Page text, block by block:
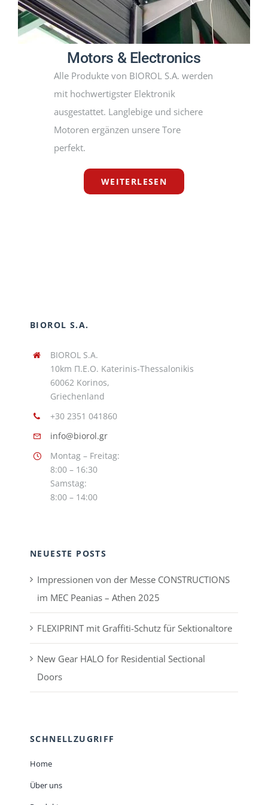
Motors & Electronics
Alle Produkte von BIOROL S.A. werden
mit hochwertigster Elektronik
ausgestattet. Langlebige und sichere
Motoren ergänzen unsere Tore
perfekt.
WEITERLESEN
BIOROL S.A.
BIOROL S.A.
10km Π.Ε.Ο. Katerinis-Thessalonikis
60062 Korinos,
Griechenland
+30 2351 041860
info@biorol.gr
Montag – Freitag:
8:00 – 16:30
Samstag:
8:00 – 14:00
NEUESTE POSTS
Impressionen von der Messe CONSTRUCTIONS
im MEC Peanias – Athen 2025
FLEXIPRINT mit Graffiti-Schutz für Sektionaltore
New Gear HALO for Residential Sectional
Doors
SCHNELLZUGRIFF
Home
Über uns